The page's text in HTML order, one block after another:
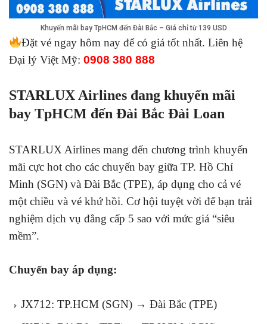
Khuyến mãi bay TpHCM đến Đài Bắc – Giá chỉ từ 139 USD
Đặt vé ngay hôm nay để có giá tốt nhất. Liên hệ
Đại lý Việt Mỹ: 0908 380 888
STARLUX Airlines đang khuyến mãi
bay TpHCM đến Đài Bắc Đài Loan
STARLUX Airlines mang đến chương trình khuyến
mãi cực hot cho các chuyến bay giữa TP. Hồ Chí
Minh (SGN) và Đài Bắc (TPE), áp dụng cho cả vé
một chiều và vé khứ hồi. Cơ hội tuyệt vời để bạn trải
nghiệm dịch vụ đẳng cấp 5 sao với mức giá “siêu
mềm”.
Chuyến bay áp dụng:
JX712: TP.HCM (SGN) → Đài Bắc (TPE)